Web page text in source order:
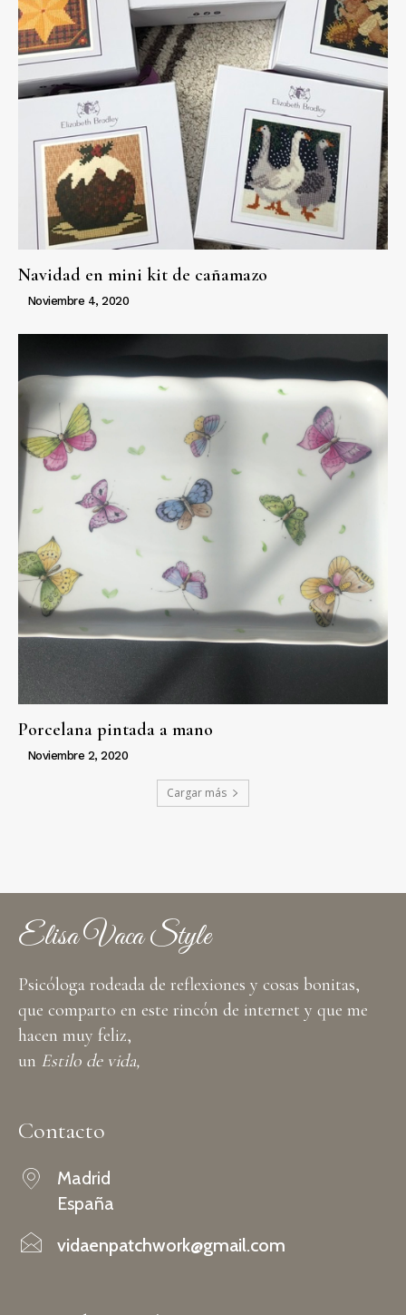
Navidad en mini kit de cañamazo
Noviembre 4, 2020
Porcelana pintada a mano
Noviembre 2, 2020
Cargar más
Elisa Vaca Style
Psicóloga rodeada de reflexiones y cosas bonitas,
que comparto en este rincón de internet y que me
hacen muy feliz,
un Estilo de vida,
Contacto
Madrid
España
vidaenpatchwork@gmail.com